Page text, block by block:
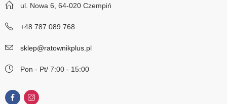
ul. Nowa 6, 64-020 Czempiń
+48 787 089 768
sklep@ratownikplus.pl
Pon - Pt/ 7:00 - 15:00